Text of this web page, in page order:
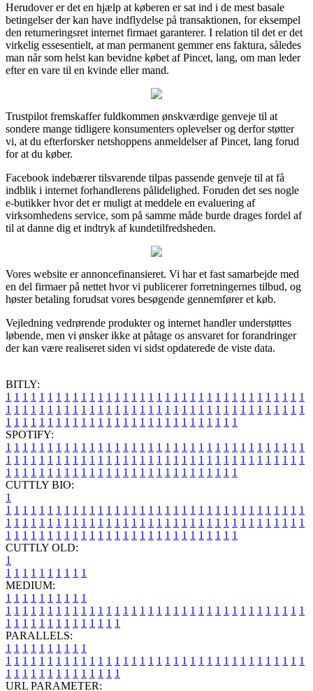
Herudover er det en hjælp at køberen er sat ind i de mest basale
betingelser der kan have indflydelse på transaktionen, for eksempel
den returneringsret internet firmaet garanterer. I relation til det er det
virkelig essesentielt, at man permanent gemmer ens faktura, således
man når som helst kan bevidne købet af Pincet, lang, om man leder
efter en vare til en kvinde eller mand.
Trustpilot fremskaffer fuldkommen ønskværdige genveje til at
sondere mange tidligere konsumenters oplevelser og derfor støtter
vi, at du efterforsker netshoppens anmeldelser af Pincet, lang forud
for at du køber.
Facebook indebærer tilsvarende tilpas passende genveje til at få
indblik i internet forhandlerens pålidelighed. Foruden det ses nogle
e-butikker hvor det er muligt at meddele en evaluering af
virksomhedens service, som på samme måde burde drages fordel af
til at danne dig et indtryk af kundetilfredsheden.
Vores website er annoncefinansieret. Vi har et fast samarbejde med
en del firmaer på nettet hvor vi publicerer forretningernes tilbud, og
høster betaling forudsat vores besøgende gennemfører et køb.
Vejledning vedrørende produkter og internet handler understøttes
løbende, men vi ønsker ikke at påtage os ansvaret for forandringer
der kan være realiseret siden vi sidst opdaterede de viste data.
BITLY:
1 1 1 1 1 1 1 1 1 1 1 1 1 1 1 1 1 1 1 1 1 1 1 1 1 1 1 1 1 1 1 1 1 1 1 1
1 1 1 1 1 1 1 1 1 1 1 1 1 1 1 1 1 1 1 1 1 1 1 1 1 1 1 1 1 1 1 1 1 1 1 1
1 1 1 1 1 1 1 1 1 1 1 1 1 1 1 1 1 1 1 1 1 1 1 1 1 1 1 1
SPOTIFY:
1 1 1 1 1 1 1 1 1 1 1 1 1 1 1 1 1 1 1 1 1 1 1 1 1 1 1 1 1 1 1 1 1 1 1 1
1 1 1 1 1 1 1 1 1 1 1 1 1 1 1 1 1 1 1 1 1 1 1 1 1 1 1 1 1 1 1 1 1 1 1 1
1 1 1 1 1 1 1 1 1 1 1 1 1 1 1 1 1 1 1 1 1 1 1 1 1 1 1 1
CUTTLY BIO:
1
1 1 1 1 1 1 1 1 1 1 1 1 1 1 1 1 1 1 1 1 1 1 1 1 1 1 1 1 1 1 1 1 1 1 1 1
1 1 1 1 1 1 1 1 1 1 1 1 1 1 1 1 1 1 1 1 1 1 1 1 1 1 1 1 1 1 1 1 1 1 1 1
1 1 1 1 1 1 1 1 1 1 1 1 1 1 1 1 1 1 1 1 1 1 1 1 1 1 1 1
CUTTLY OLD:
1
1 1 1 1 1 1 1 1 1 1
MEDIUM:
1 1 1 1 1 1 1 1 1 1
1 1 1 1 1 1 1 1 1 1 1 1 1 1 1 1 1 1 1 1 1 1 1 1 1 1 1 1 1 1 1 1 1 1 1 1
1 1 1 1 1 1 1 1 1 1 1 1 1 1
PARALLELS:
1 1 1 1 1 1 1 1 1 1
1 1 1 1 1 1 1 1 1 1 1 1 1 1 1 1 1 1 1 1 1 1 1 1 1 1 1 1 1 1 1 1 1 1 1 1
1 1 1 1 1 1 1 1 1 1 1 1 1 1
URL PARAMETER: